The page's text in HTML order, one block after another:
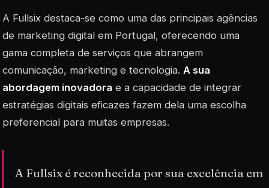
A Fullsix destaca-se como uma das principais agências
de marketing digital em Portugal, oferecendo uma
gama completa de serviços que abrangem
comunicação, marketing e tecnologia. A sua
abordagem inovadora e a capacidade de integrar
estratégias digitais eficazes fazem dela uma escolha
preferencial para muitas empresas.
A Fullsix é reconhecida por sua excelência em